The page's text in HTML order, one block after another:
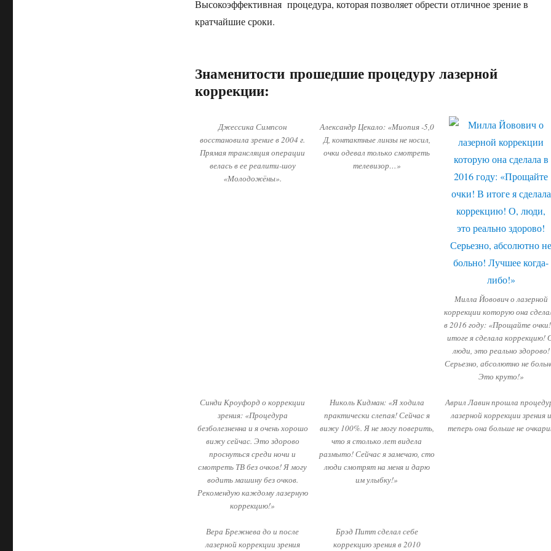
Высокоэффективная процедура, которая позволяет обрести отличное зрение в
кратчайшие сроки.
Знаменитости прошедшие процедуру лазерной
коррекции:
Джессика Симпсон
восстановила зрение в 2004 г.
Прямая трансляция операции
велась в ее реалити-шоу
«Молодожёны».
Александр Цекало: «Миопия -5,0
Д, контактные линзы не носил,
очки одевал только смотреть
телевизор…»
Милла Йовович о лазерной
коррекции которую она
в 2016 году: «Прощайте
итоге я сделала коррекцию!
люди, это реально здорово!
Серьезно, абсолютно не
Это круто!»
Синди Кроуфорд о коррекции
зрения: «Процедура
безболезненна и я очень хорошо
вижу сейчас. Это здорово
проснуться среди ночи и
смотреть ТВ без очков! Я могу
водить машину без очков.
Рекомендую каждому лазерную
коррекцию!»
Николь Кидман: «Я ходила
практически слепая! Сейчас я
вижу 100%. Я не могу поверить,
что я столько лет видела
размыто! Сейчас я замечаю, сто
люди смотрят на меня и дарю
им улыбку!»
Аврил Лавин прошла
лазерной коррекции зрения и
теперь она больше не
Вера Брежнева до и после
лазерной коррекции зрения
Брэд Питт сделал себе
коррекцию зрения в 2010